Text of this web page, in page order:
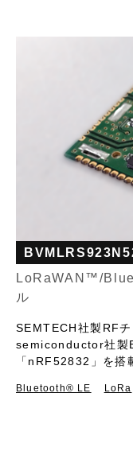
LoRaWAN™/
ル
SEMTECH社製RF
semiconductor社製
「nRF52832」を搭
Bluetooth®︎ LE LoRa